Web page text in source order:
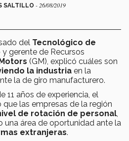
SALTILLO - 26/08/2019
del Tecnológico de
y gerente de Recursos
(GM), explicó cuáles son
la industria en la
la de giro manufacturero.
11 años de experiencia, el
que las empresas de la región
de rotación de personal
una área de oportunidad ante la
extranjeras.